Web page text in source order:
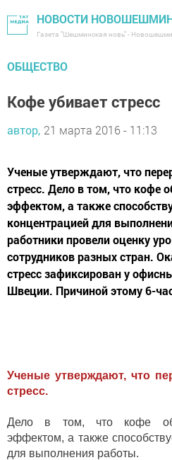
НОВОСТИ
Газета "Шешминская новь" -
ОБЩЕСТВО
Кофе убивает стресс
автор, 21 марта 2016 - 11:13
Ученые утверждают, что
стресс. Дело в том, что кофе
эффектом, а также
концентрацией для
работники провели оценку
сотрудников разных стран.
стресс зафиксирован у
Швеции. Причиной этому 6-
Ученые утверждают, что
стресс.
Дело в том, что кофе
эффектом, а также
для выполнения работы.